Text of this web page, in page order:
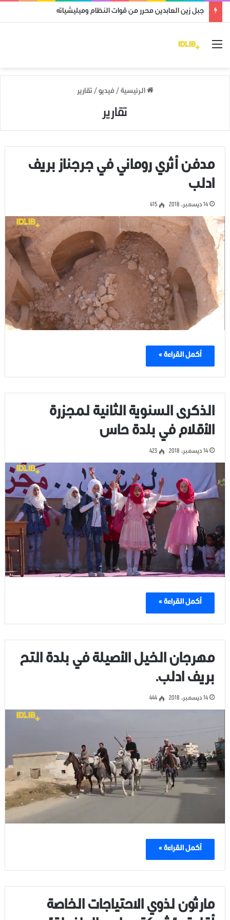
جبل زين العابدين محرر من قوات النظام وميليشياته
القائمة
الرئيسية / فيديو / تقارير
تقارير
مدفن أثري روماني في جرجناز بريف
ادلب
14 ديسمبر، 2018 415
أكمل القراءة »
الذكرى السنوية الثانية لمجزرة
الأقلام في بلدة حاس
14 ديسمبر، 2018 423
أكمل القراءة »
مهرجان الخيل الأصيلة في بلدة التح
بريف ادلب.
14 ديسمبر، 2018 444
أكمل القراءة »
مارثون لذوي الاحتياجات الخاصة